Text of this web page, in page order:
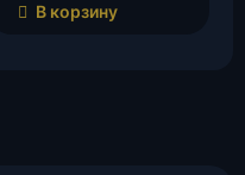
В корзину